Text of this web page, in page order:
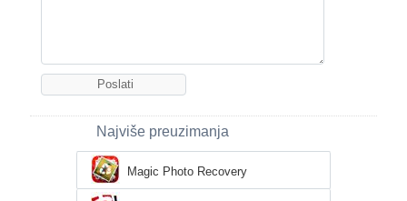
Najviše preuzimanja
Magic Photo Recovery